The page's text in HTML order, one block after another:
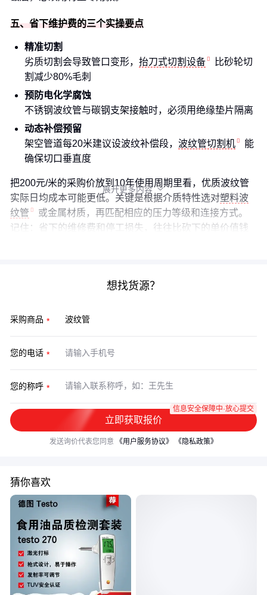
五、省下维护费的三个实操要点
精准切割
劣质切割会导致管口变形， 抬刀式切割设备
比砂轮切
割减少80%毛刺
预防电化学腐蚀
不锈钢波纹管与碳钢支架接触时，必须用绝缘垫片隔离
动态补偿预留
架空管道每20米建议设波纹补偿段， 波纹管切割机
能
确保切口垂直度
把200元/米的采购价放到10年使用周期里看，优质波纹管
实际日均成本可能更低。关键是根据介质特性选对塑料波
纹管
或金属材质，再匹配相应的压力等级和连接方式。
记住：省下的维修费和停工损失，往往比砍下的单价值钱
展开更多内容 
想找货源？
采购商品
您的电话
您的称呼
立即获取报价
信息安全保障中·放心提交
发送询价代表您同意 《用户服务协议》 《隐私政策》
猜你喜欢